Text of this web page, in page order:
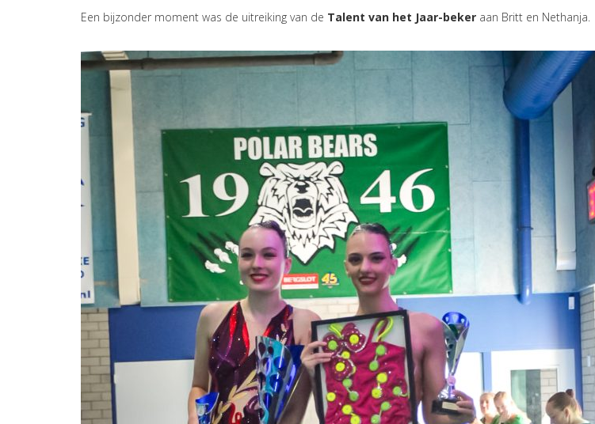
Een bijzonder moment was de uitreiking van de Talent van het Jaar-beker aan Britt en Nethanja.